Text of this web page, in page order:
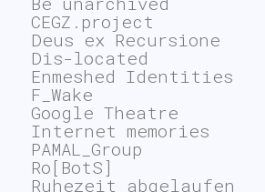
CEGZ.project
Deus ex Recursione
Dis-located
Enmeshed Identities
F_Wake
Google Theatre
Internet memories
PAMAL_Group
Ro[BotS]
Ruhezeit abgelaufen